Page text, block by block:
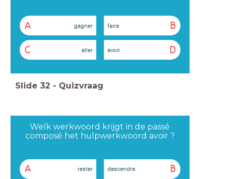
A gagner B
faire
C aller D
avoir
Slide 32 - Quizvraag
Welk werkwoord krijgt in de passé
composé het hulpwerkwoord avoir ?
A rester B
descendre